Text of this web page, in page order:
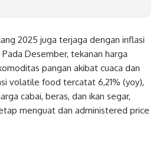
2025 juga terjaga dengan inflasi
Desember, tekanan harga
pangan akibat cuaca dan
volatile food tercatat 6,21% (yoy),
cabai, beras, dan ikan segar,
menguat dan administered price